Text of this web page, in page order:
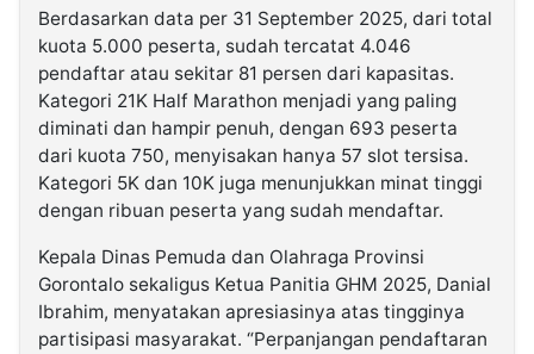
Berdasarkan data per 31 September 2025, dari total
kuota 5.000 peserta, sudah tercatat 4.046
pendaftar atau sekitar 81 persen dari kapasitas.
Kategori 21K Half Marathon menjadi yang paling
diminati dan hampir penuh, dengan 693 peserta
dari kuota 750, menyisakan hanya 57 slot tersisa.
Kategori 5K dan 10K juga menunjukkan minat tinggi
dengan ribuan peserta yang sudah mendaftar.
Kepala Dinas Pemuda dan Olahraga Provinsi
Gorontalo sekaligus Ketua Panitia GHM 2025, Danial
Ibrahim, menyatakan apresiasinya atas tingginya
partisipasi masyarakat. “Perpanjangan pendaftaran